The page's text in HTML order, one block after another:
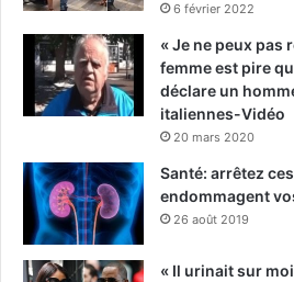
6 février 2022
« Je ne peux pas
femme est pire
déclare un
italiennes-Vidéo
20 mars 2020
Santé: arrêtez
endommagent
26 août 2019
« Il urinait sur